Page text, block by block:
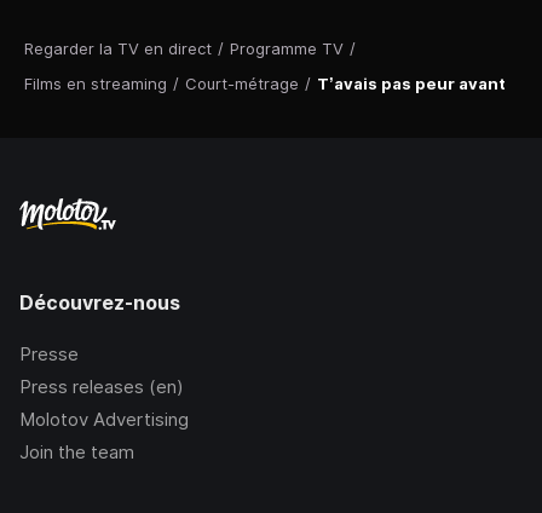
Regarder la TV en direct / Programme TV /
Films en streaming / Court-métrage / T’avais pas peur avant
Découvrez-nous
Presse
Press releases (en)
Molotov Advertising
Join the team